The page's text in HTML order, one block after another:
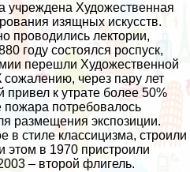
учреждена Художественная
изящных искусств.
проводились лектории,
году состоялся роспуск,
перешли Художественной
через пару лет
к утрате более 50%
пожара потребовалось
размещения экспозиции.
в стиле классицизма, строили
этом в 1970 пристроили
– второй флигель.